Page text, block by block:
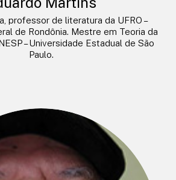
professor de literatura da UFRO –
de Rondônia. Mestre em Teoria da
– Universidade Estadual de São
Paulo.